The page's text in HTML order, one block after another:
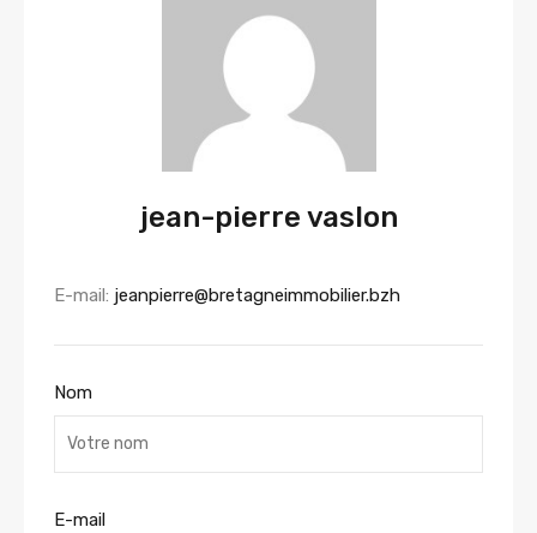
jean-pierre vaslon
E-mail: jeanpierre@bretagneimmobilier.bzh
Nom
E-mail